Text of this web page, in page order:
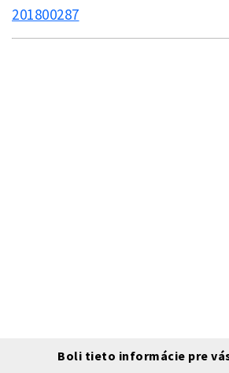
201800287
Boli tieto informácie pre